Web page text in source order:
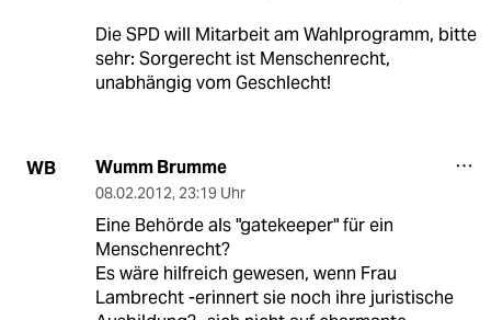
Die SPD will Mitarbeit am Wahlprogramm, bitte
sehr: Sorgerecht ist Menschenrecht,
unabhängig vom Geschlecht!
WB Wumm Brumme
08.02.2012, 23:19 Uhr
Eine Behörde als "gatekeeper" für ein
Menschenrecht?
Es wäre hilfreich gewesen, wenn Frau
Lambrecht -erinnert sie noch ihre juristische